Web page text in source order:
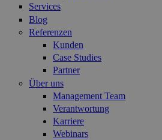
Services
Blog
Referenzen
Kunden
Case Studies
Partner
Über uns
Management Team
Verantwortung
Karriere
Webinars